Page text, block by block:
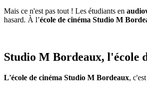
Mais ce n'est pas tout ! Les étudiants en
hasard. À l’école de cinéma Studio M
Studio M Bordeaux, l'école
L'école de cinéma Studio M Bordeaux, c'est